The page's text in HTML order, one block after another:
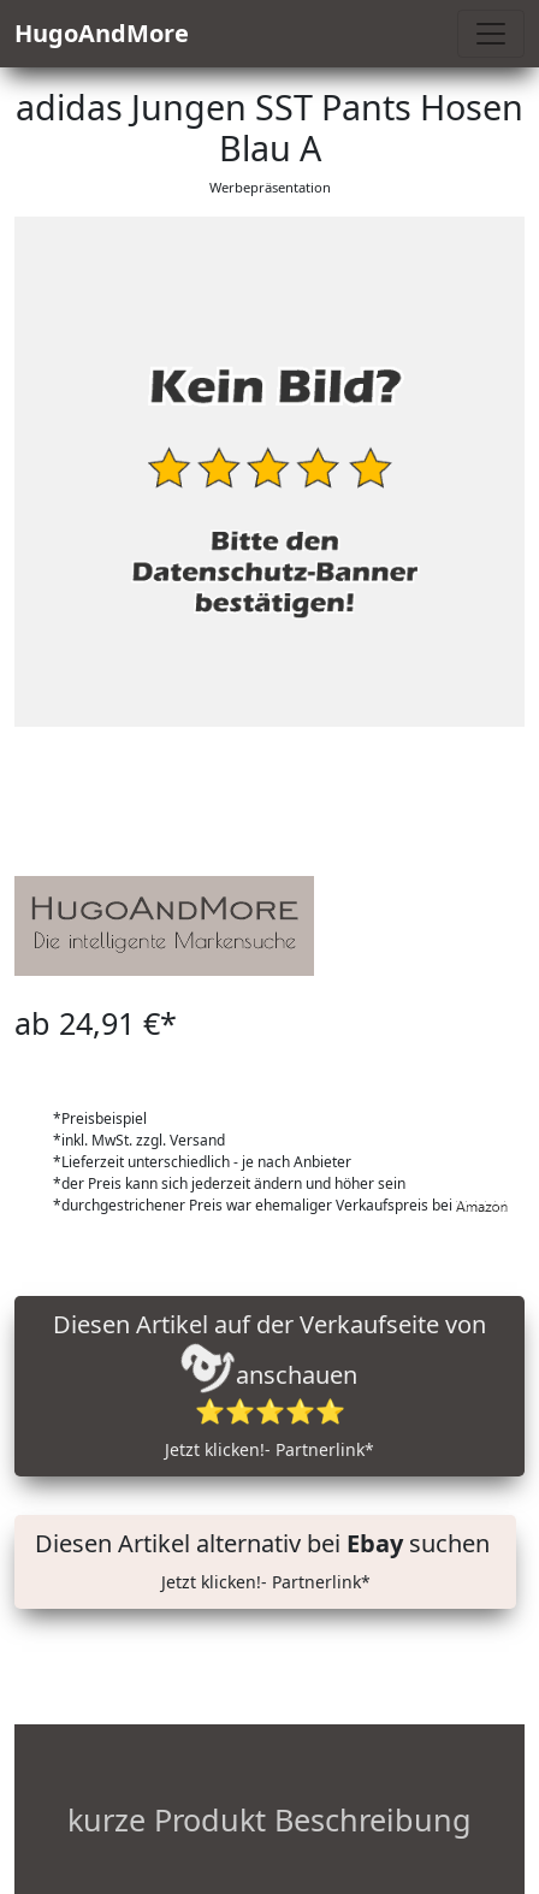
HugoAndMore
adidas Jungen SST Pants Hosen
Blau A
Werbepräsentation
ab 24,91 €*
*Preisbeispiel
*inkl. MwSt. zzgl. Versand
*Lieferzeit unterschiedlich - je nach Anbieter
*der Preis kann sich jederzeit ändern und höher sein
*durchgestrichener Preis war ehemaliger Verkaufspreis bei
anschauen
⭐⭐⭐⭐⭐
Jetzt klicken!- Partnerlink*
Diesen Artikel alternativ bei Ebaysuchen
Jetzt klicken!- Partnerlink*
kurze Produkt Beschreibung